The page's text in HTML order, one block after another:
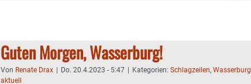
Guten Morgen, Wasserburg!
Von Renate Drax Do. 20.4.2023 - 5:47 Kategorien: Schlagzeilen, Wasserburg
aktuell